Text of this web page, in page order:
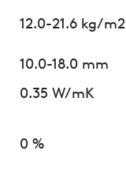
12.0-21.6 kg/m2
10.0-18.0 mm
0.35 W/mK
0 %